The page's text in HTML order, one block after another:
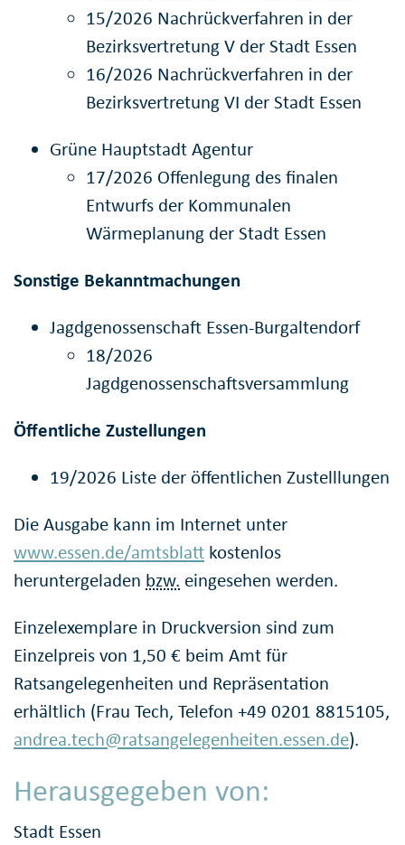
15/2026 Nachrückverfahren in der
Bezirksvertretung V der Stadt Essen
16/2026 Nachrückverfahren in der
Bezirksvertretung VI der Stadt Essen
Grüne Hauptstadt Agentur
17/2026 Offenlegung des finalen
Entwurfs der Kommunalen
Wärmeplanung der Stadt Essen
Sonstige Bekanntmachungen
Jagdgenossenschaft Essen-Burgaltendorf
18/2026
Jagdgenossenschaftsversammlung
Öffentliche Zustellungen
19/2026 Liste der öffentlichen Zustelllungen
Die Ausgabe kann im Internet unter
www.essen.de/amtsblatt kostenlos
heruntergeladen bzw. eingesehen werden.
Einzelexemplare in Druckversion sind zum
Einzelpreis von 1,50 € beim Amt für
Ratsangelegenheiten und Repräsentation
erhältlich (Frau Tech, Telefon +49 0201 8815105,
andrea.tech@ratsangelegenheiten.essen.de).
Herausgegeben von:
Stadt Essen